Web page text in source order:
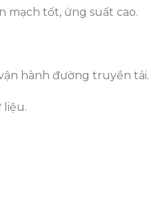
mạch tốt, ứng suất cao.
hành đường truyền tải.
liệu.